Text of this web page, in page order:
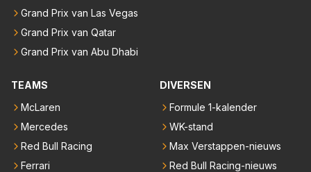
Grand Prix van Las Vegas
Grand Prix van Qatar
Grand Prix van Abu Dhabi
TEAMS
McLaren
Mercedes
Red Bull Racing
Ferrari
DIVERSEN
Formule 1-kalender
WK-stand
Max Verstappen-nieuws
Red Bull Racing-nieuws